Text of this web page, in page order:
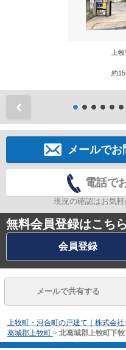
上
約
メールでお
電話で
現況の確認はお気軽
無料会員登録はこちら
会員登録
メールで共有する
上牧町・河合町の戸建て｜株式会社
葛城郡上牧町 > 北葛城郡上牧町下牧